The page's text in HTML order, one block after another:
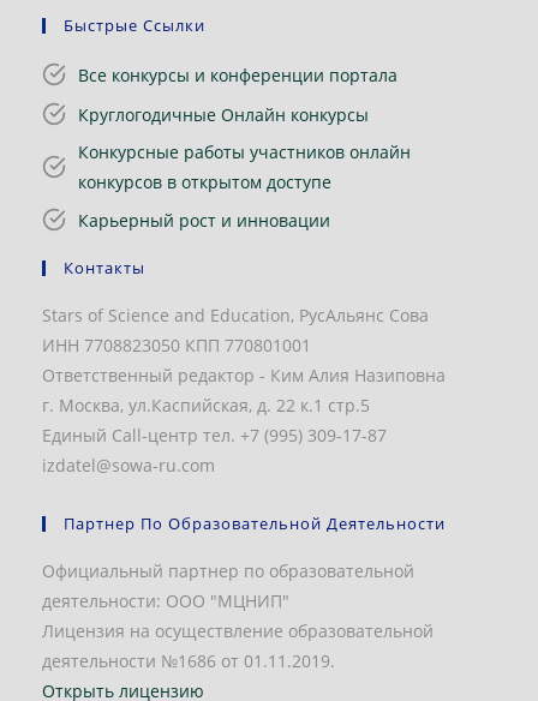
Быстрые Ссылки
Все конкурсы и конференции портала
Круглогодичные Онлайн конкурсы
Конкурсные работы участников онлайн
конкурсов в открытом доступе
Карьерный рост и инновации
Контакты
Stars of Science and Education, РусАльянс Сова
ИНН 7708823050 КПП 770801001
Ответственный редактор - Ким Алия Назиповна
г. Москва, ул.Каспийская, д. 22 к.1 стр.5
Единый Call-центр тел. +7 (995) 309-17-87
izdatel@sowa-ru.com
Партнер По Образовательной Деятельности
Официальный партнер по образовательной
деятельности: ООО "МЦНИП"
Лицензия на осуществление образовательной
деятельности №1686 от 01.11.2019.
Открыть лицензию